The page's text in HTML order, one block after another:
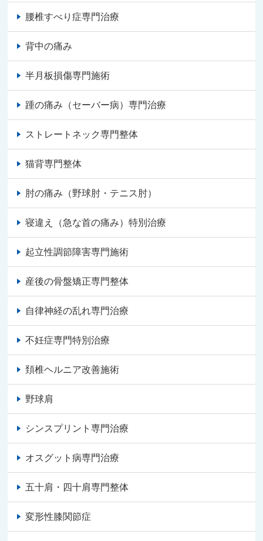
腰椎すべり症専門治療
背中の痛み
半月板損傷専門施術
踵の痛み（セーバー病）専門治療
ストレートネック専門整体
猫背専門整体
肘の痛み（野球肘・テニス肘）
寝違え（急な首の痛み）特別治療
起立性調節障害専門施術
産後の骨盤矯正専門整体
自律神経の乱れ専門治療
不妊症専門特別治療
頚椎ヘルニア改善施術
野球肩
シンスプリント専門治療
オスグット病専門治療
五十肩・四十肩専門整体
変形性膝関節症